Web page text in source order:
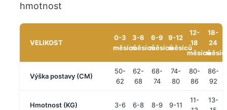
hmotnost
VELIKOST
0-3
měsíců
3-6
měsíců
6-9
měsíců
9-12
měsíců
12-
18
měsíců
18-
24
Výška postavy (CM)
50-
62
62-
68
68-
74
74-
80
80-
86
86-
92
Hmotnost (KG) 3-6 6-8 8-9 9-11
11-
13-